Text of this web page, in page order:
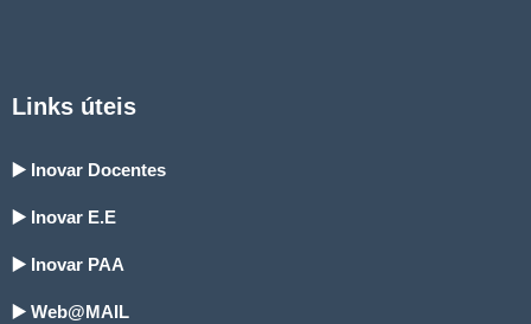
Links úteis
▶️ Inovar Docentes
▶️ Inovar E.E
▶️ Inovar PAA
▶️ Web@MAIL